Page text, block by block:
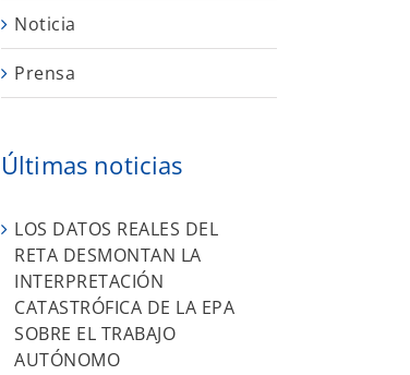
Noticia
Prensa
Últimas noticias
LOS DATOS REALES DEL
RETA DESMONTAN LA
INTERPRETACIÓN
CATASTRÓFICA DE LA EPA
SOBRE EL TRABAJO
AUTÓNOMO